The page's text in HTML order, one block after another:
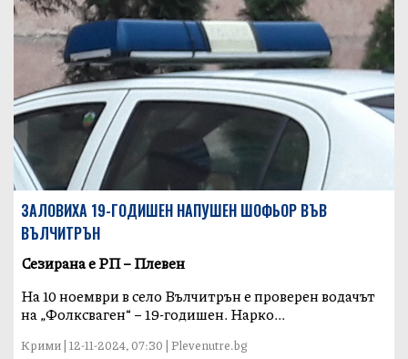
ЗАЛОВИХА 19-ГОДИШЕН НАПУШЕН ШОФЬОР ВЪВ
ВЪЛЧИТРЪН
Сезирана е РП – Плевен
На 10 ноември в село Вълчитрън е проверен водачът
на „Фолксваген“ – 19-годишен. Нарко...
Крими | 12-11-2024, 07:30 | Plevenutre.bg